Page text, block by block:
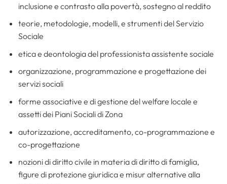
inclusione e contrasto alla povertà, sostegno al reddito
teorie, metodologie, modelli, e strumenti del Servizio
Sociale
etica e deontologia del professionista assistente sociale
organizzazione, programmazione e progettazione dei
servizi sociali
forme associative e di gestione del welfare locale e
assetti dei Piani Sociali di Zona
autorizzazione, accreditamento, co-programmazione e
co-progettazione
nozioni di diritto civile in materia di diritto di famiglia,
figure di protezione giuridica e misur alternative alla